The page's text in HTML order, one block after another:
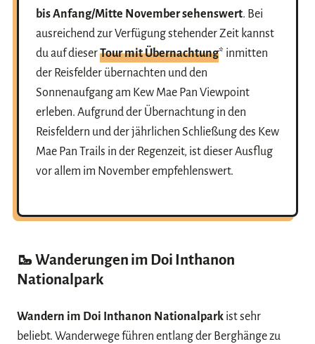
bis Anfang/Mitte November sehenswert. Bei
ausreichend zur Verfügung stehender Zeit kannst
du auf dieserTour mit Übernachtung* inmitten
der Reisfelder übernachten und den
Sonnenaufgang am Kew Mae Pan Viewpoint
erleben. Aufgrund der Übernachtung in den
Reisfeldern und der jährlichen Schließung des Kew
Mae Pan Trails in der Regenzeit, ist dieser Ausflug
vor allem im November empfehlenswert.
🥾 Wanderungen im Doi Inthanon
Nationalpark
Wandern im Doi Inthanon Nationalpark ist sehr
beliebt. Wanderwege führen entlang der Berghänge zu